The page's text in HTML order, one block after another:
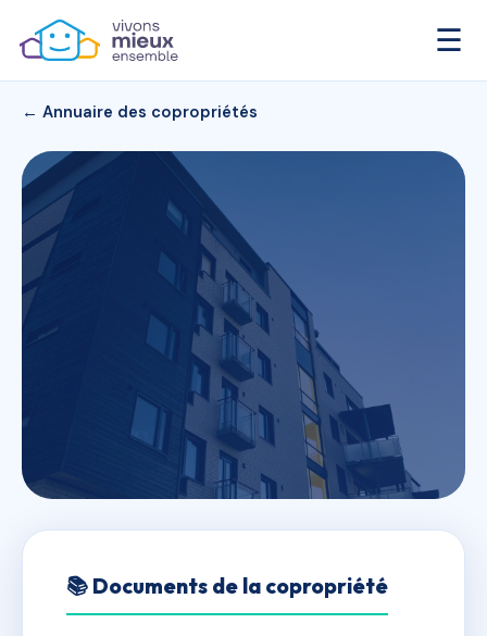
☰
← Annuaire des copropriétés
20 Rue de l'Hôpital - 71700
TOURNUS
📚 Documents de la copropriété